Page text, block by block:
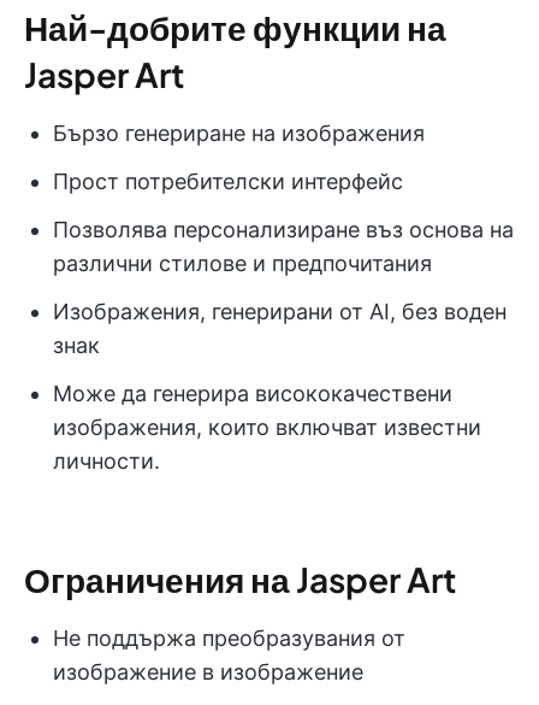
Най-добрите функции на
Jasper Art
Бързо генериране на изображения
Прост потребителски интерфейс
Позволява персонализиране въз основа на
различни стилове и предпочитания
Изображения, генерирани от AI, без воден
знак
Може да генерира висококачествени
изображения, които включват известни
личности.
Ограничения на Jasper Art
Не поддържа преобразувания от
изображение в изображение